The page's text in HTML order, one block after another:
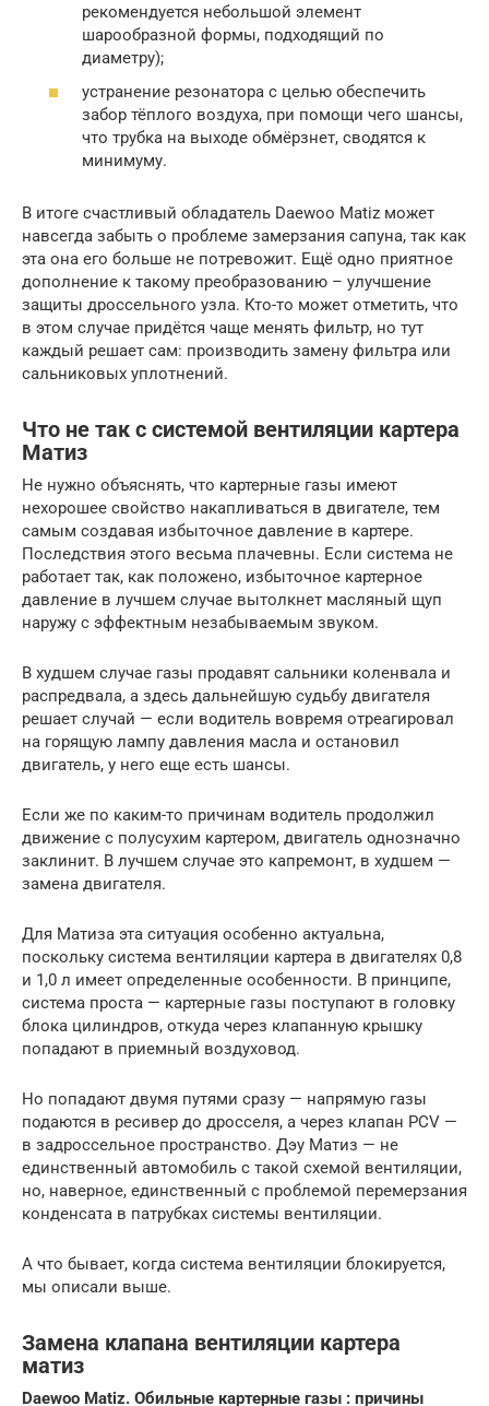
рекомендуется небольшой элемент
шарообразной формы, подходящий по
диаметру);
устранение резонатора с целью обеспечить
забор тёплого воздуха, при помощи чего шансы,
что трубка на выходе обмёрзнет, сводятся к
минимуму.
В итоге счастливый обладатель Daewoo Matiz может
навсегда забыть о проблеме замерзания сапуна, так как
эта она его больше не потревожит. Ещё одно приятное
дополнение к такому преобразованию – улучшение
защиты дроссельного узла. Кто-то может отметить, что
в этом случае придётся чаще менять фильтр, но тут
каждый решает сам: производить замену фильтра или
сальниковых уплотнений.
Что не так с системой вентиляции картера
Матиз
Не нужно объяснять, что картерные газы имеют
нехорошее свойство накапливаться в двигателе, тем
самым создавая избыточное давление в картере.
Последствия этого весьма плачевны. Если система не
работает так, как положено, избыточное картерное
давление в лучшем случае вытолкнет масляный щуп
наружу с эффектным незабываемым звуком.
В худшем случае газы продавят сальники коленвала и
распредвала, а здесь дальнейшую судьбу двигателя
решает случай — если водитель вовремя отреагировал
на горящую лампу давления масла и остановил
двигатель, у него еще есть шансы.
Если же по каким-то причинам водитель продолжил
движение с полусухим картером, двигатель однозначно
заклинит. В лучшем случае это капремонт, в худшем —
замена двигателя.
Для Матиза эта ситуация особенно актуальна,
поскольку система вентиляции картера в двигателях 0,8
и 1,0 л имеет определенные особенности. В принципе,
система проста — картерные газы поступают в головку
блока цилиндров, откуда через клапанную крышку
попадают в приемный воздуховод.
Но попадают двумя путями сразу — напрямую газы
подаются в ресивер до дросселя, а через клапан PCV —
в задроссельное пространство. Дэу Матиз — не
единственный автомобиль с такой схемой вентиляции,
но, наверное, единственный с проблемой перемерзания
конденсата в патрубках системы вентиляции.
А что бывает, когда система вентиляции блокируется,
мы описали выше.
Замена клапана вентиляции картера
матиз
Daewoo Matiz. Обильные картерные газы : причины